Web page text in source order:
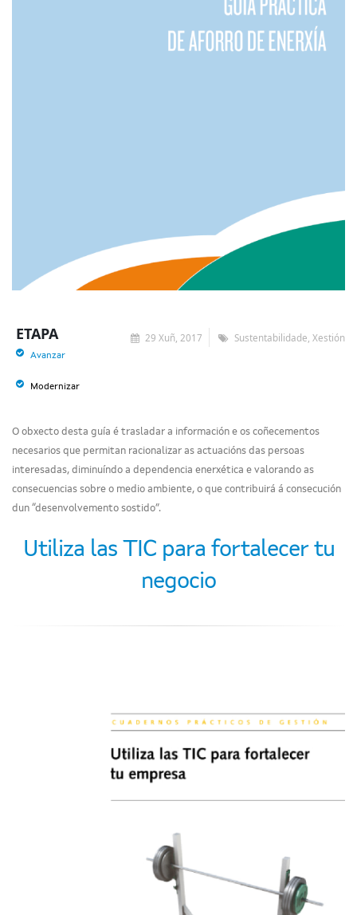
29 Xuñ, 2017 Sustentabilidade, Xestión
ETAPA
Avanzar
Modernizar
O obxecto desta guía é trasladar a información e os coñecementos
necesarios que permitan racionalizar as actuacións das persoas
interesadas, diminuíndo a dependencia enerxética e valorando as
consecuencias sobre o medio ambiente, o que contribuirá á consecución
dun “desenvolvemento sostido”.
Utiliza las TIC para fortalecer tu
negocio